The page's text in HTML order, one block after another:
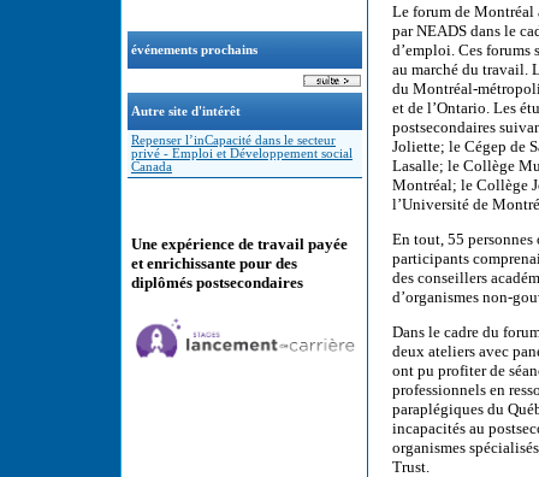
événements prochains
Autre site d'intérêt
Repenser l’inCapacité dans le secteur
privé - Emploi et Développement social
Canada
Une expérience de travail payée
et enrichissante pour des
diplômés postsecondaires
Le forum de Montréal
par NEADS dans le
d’emploi. Ces forums
au marché du travail.
du Montréal-
et de l’Ontario. Les
postsecondaires
Joliette; le Cégep de
Lasalle; le Collège
Montréal; le Collège
l’Université de
En tout, 55
participants
des conseillers
d’organismes non-
Dans le cadre du
deux ateliers avec
ont pu profiter de
professionnels en
paraplégiques du
incapacités au
organismes
Trust.